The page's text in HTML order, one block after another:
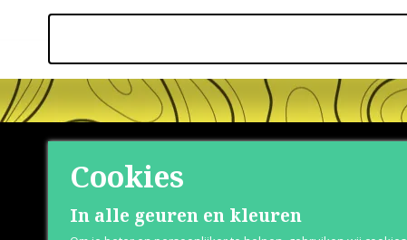
Shop
Cookies
In alle geuren en kleuren